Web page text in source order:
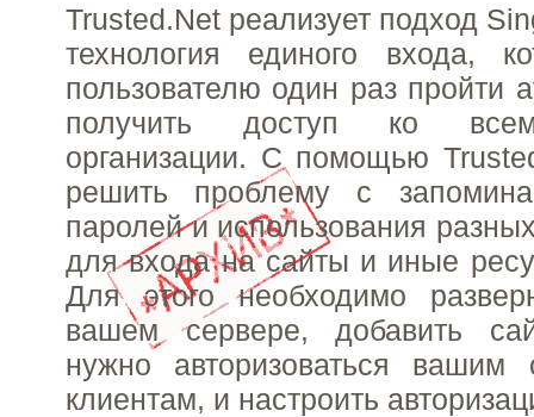
Trusted.Net реализует подход
технология единого входа,
пользователю один раз пройти
получить доступ ко
организации. С помощью
решить проблему с
паролей и использования
для входа на сайты и иные
Для этого необходимо
вашем сервере, добавить
нужно авторизоваться вашим
клиентам, и настроить